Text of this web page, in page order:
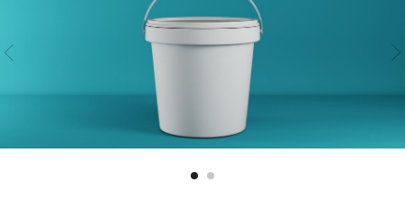
Thrive Marketing Solutions KZ&